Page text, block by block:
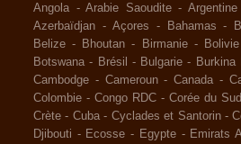
Angola -Arabie Saoudite -Argentine
Azerbaïdjan - Açores - Bahamas -
Belize - Bhoutan - Birmanie - Bolivie
Botswana - Brésil - Bulgarie - Burkina
Cambodge - Cameroun - Canada -
Colombie - Congo RDC - Corée du Sud
Crète - Cuba - Cyclades et Santorin -
Djibouti - Ecosse - Egypte - Emirats